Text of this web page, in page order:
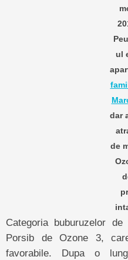
ul
dar
de
Categoria buburuzelor
Porsib de Ozone 3,
favorabile. Dupa o